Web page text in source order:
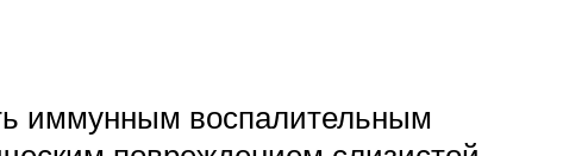
иммунным воспалительным